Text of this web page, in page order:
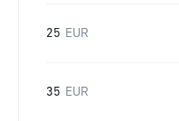
25 EUR
35 EUR